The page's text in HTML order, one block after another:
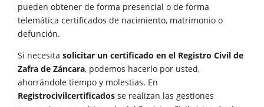
pueden obtener de forma presencial o de forma
telemática certificados de nacimiento, matrimonio o
defunción.
Si necesita solicitar un certificado en el Registro Civil de
Zafra de Záncara, podemos hacerlo por usted,
ahorrándole tiempo y molestias. En
Registrocivilcertificados se realizan las gestiones